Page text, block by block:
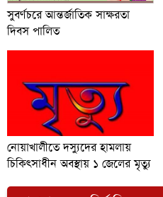
সুবর্ণচরে আন্তর্জাতিক সাক্ষরতা
দিবস পালিত
নোয়াখালীতে দস্যুদের হামলায়
চিকিৎসাধীন অবস্থায় ১ জেলের মৃত্যু